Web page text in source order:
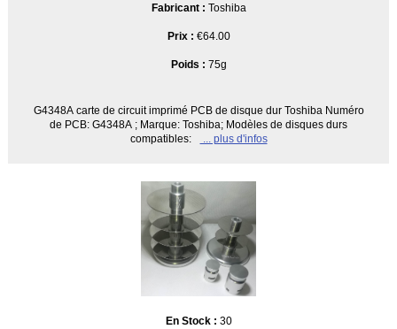
Fabricant : Toshiba
Prix : €64.00
Poids : 75g
G4348A carte de circuit imprimé PCB de disque dur Toshiba Numéro
de PCB: G4348A ; Marque: Toshiba; Modèles de disques durs
compatibles:
... plus d'infos
En Stock : 30